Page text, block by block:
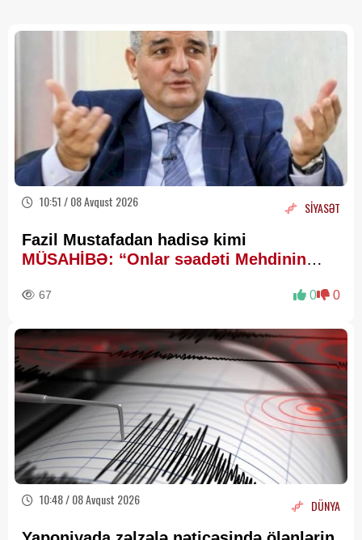
10:51 / 08 Avqust 2026 SİYASƏT
Fazil Mustafadan hadisə kimi
MÜSAHİBƏ: “Onlar səadəti Mehdinin
67 0 0
10:48 / 08 Avqust 2026 DÜNYA